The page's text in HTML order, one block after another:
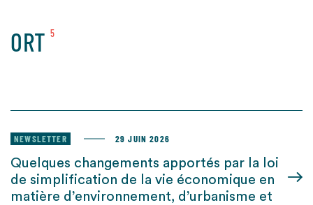
ORT 5
NEWSLETTER 29 JUIN 2026
Quelques changements apportés par la loi
de simplification de la vie économique en
matière d’environnement, d’urbanisme et